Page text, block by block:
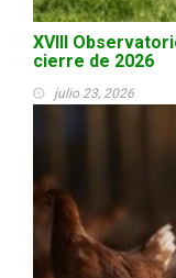
XVIII
cierre de 2026
julio 23, 2026